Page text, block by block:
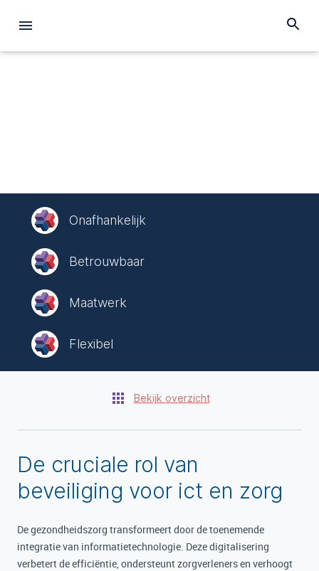
Onafhankelijk
Betrouwbaar
Maatwerk
Flexibel
Bekijk overzicht
De cruciale rol van
beveiliging voor ict en zorg
De gezondheidszorg transformeert door de toenemende
integratie van informatietechnologie. Deze digitalisering
verbetert de efficiëntie, ondersteunt zorgverleners en verhoogt